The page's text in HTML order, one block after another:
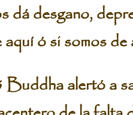
dá desgano,
aquí ó si somos de
Buddha alertó a